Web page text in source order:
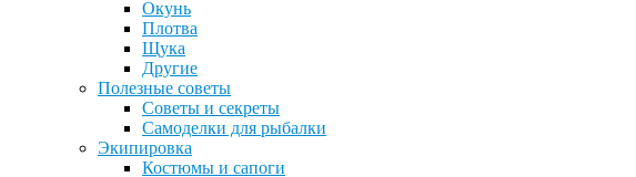
Окунь
Плотва
Щука
Другие
Полезные советы
Советы и секреты
Самоделки для рыбалки
Экипировка
Костюмы и сапоги